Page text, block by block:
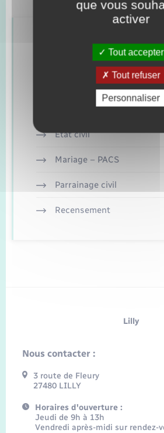
Retrouvez aussi
Concessions funéraires
Documents d’identité
Etat civil
Mariage – PACS
Parrainage civil
Recensement
Lilly
Nous contacter :
3 route de Fleury
27480 LILLY
Horaires d'ouverture :
Jeudi de 9h à 13h
Vendredi après-midi sur rendez-
que vous
activer
Tout accepter
Tout refuser
Personnaliser